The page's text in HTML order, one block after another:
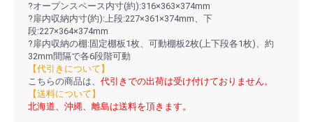
?オープンスペース内寸(約):316×363×374mm
?扉内収納内寸(約):上段:227×361×374mm、下
段:227×364×374mm
?扉内収納の棚:固定棚板1枚、可動棚板2枚(上下段各1枚)、約
32mm間隔で各6段階可動
【代引きについて】
こちらの商品は、 代引きでの出荷は受け付けておりません。
【送料について】
北海道、沖縄、離島は送料を頂きます。